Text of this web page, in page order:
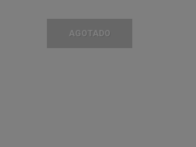
AGOTADO